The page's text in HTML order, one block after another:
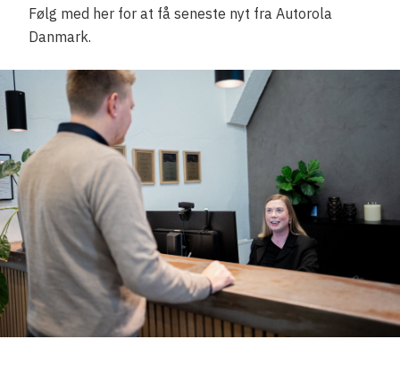
Følg med her for at få seneste nyt fra Autorola
Danmark.